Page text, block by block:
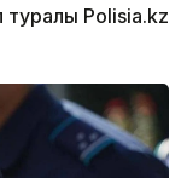
туралы Polisia.kz